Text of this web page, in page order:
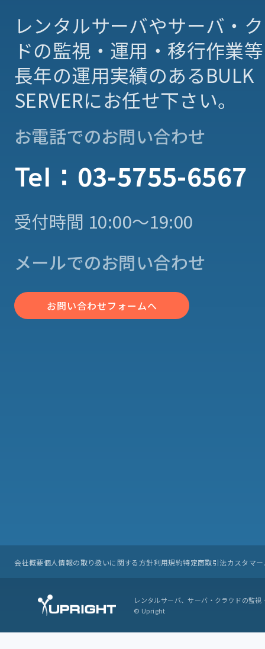
レンタルサーバやサーバ・
ドの監視・運用・移行作業
長年の運用実績のあるBULK
SERVERにお任せ下さい。
お電話でのお問い合わせ
Tel： 03-5755-6567
受付時間 10:00〜19:00
メールでのお問い合わせ
お問い合わせフォームへ
会社概要個人情報の取り扱いに関する方針利用規約特定商取引法カスタマ
レンタルサーバ、サーバ・クラウドの監
© Upright